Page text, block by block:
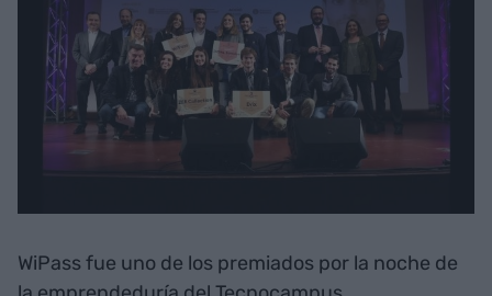
WiPass fue uno de los premiados por la noche de